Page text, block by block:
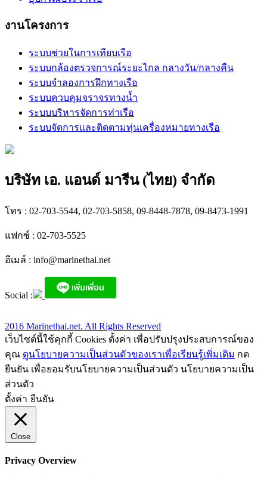
งานโครงการ
ระบบช่วยในการเทียบเรือ
ระบบกล้องตรวจการณ์ระยะไกล กลางวัน/กลางคืน
ระบบจำลองการฝึกทางเรือ
ระบบควบคุมจราจรทางน้ำ
ระบบบริหารจัดการท่าเรือ
ระบบจัดการและติดตามทุ่นเครื่องหมายทางเรือ
บริษัท เอ. แอนด์ มารีน (ไทย) จำกัด
โทร : 02-703-5544, 02-703-5858, 09-8448-7878, 09-8473-1991
แฟกซ์ : 02-703-5525
อีเมล์ : info@marinethai.net
Social :
2016 Marinethai.net. All Rights Reserved
เว็บไซต์นี้ใช้คุกกี้ Cookies ตั้งค่า เพื่อปรับปรุงประสบการณ์ของ
คุณ ดูนโยบายความเป็นส่วนตัวของเราเพื่อเรียนรู้เพิ่มเติม กด
ยืนยัน เพื่อยอมรับนโยบายความเป็นส่วนตัว นโยบายความเป็น
ส่วนตัว
ตั้งค่า ยืนยัน
Close
Privacy Overview